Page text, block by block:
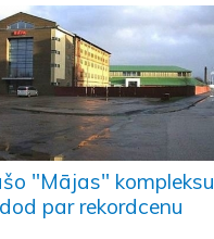
"Mājas" kompleksu
par rekordcenu